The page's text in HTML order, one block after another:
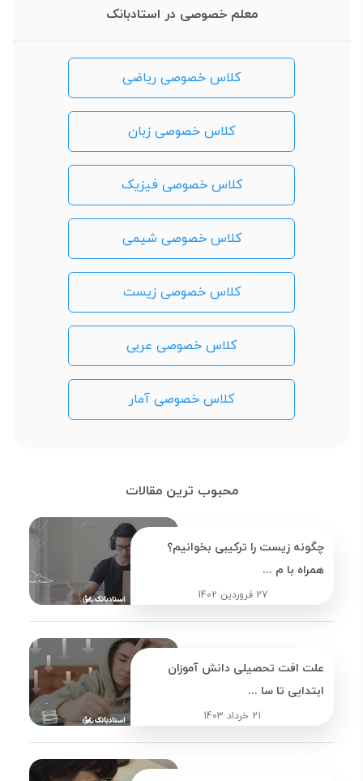
معلم خصوصی در استادبانک
کلاس خصوصی ریاضی
کلاس خصوصی زبان
کلاس خصوصی فیزیک
کلاس خصوصی شیمی
کلاس خصوصی زیست
کلاس خصوصی عربی
کلاس خصوصی آمار
محبوب ترین مقالات
چگونه زیست را ترکیبی بخوانیم؟
همراه با م ...
27 فروردین 1402
علت افت تحصیلی دانش آموزان
ابتدایی تا سا ...
21 خرداد 1403